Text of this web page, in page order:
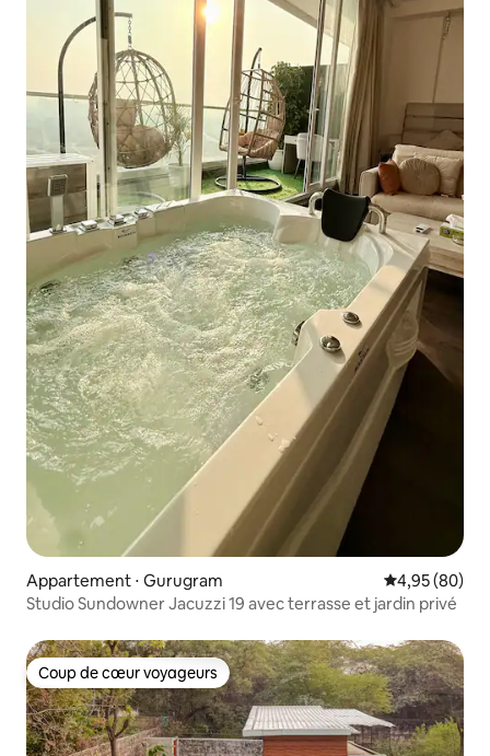
Appartement ⋅ Gurugram Évaluation
4,95 (80)
Studio Sundowner Jacuzzi 19 avec terrasse et jardin privé
Coup de cœur voyageurs
Coup de cœur voyageurs